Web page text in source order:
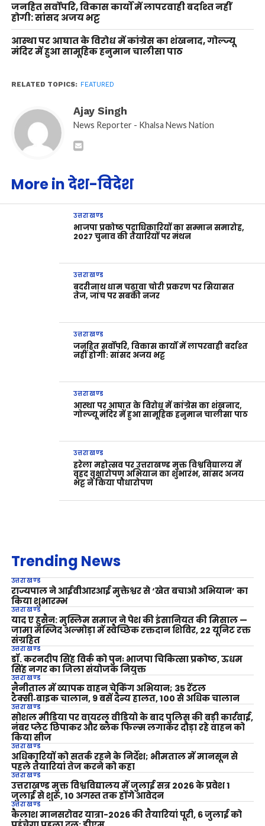
जनहित सर्वोपरि, विकास कार्यों में लापरवाही बर्दाश्त नहीं
होगी: सांसद अजय भट्ट
आस्था पर आघात के विरोध में कांग्रेस का शंखनाद, गोल्ज्यू
मंदिर में हुआ सामूहिक हनुमान चालीसा पाठ
RELATED TOPICS: FEATURED
Ajay Singh
News Reporter - Khalsa News Nation
More in देश-विदेश
उत्तराखण्ड
भाजपा प्रकोष्ठ पदाधिकारियों का सम्मान समारोह,
2027 चुनाव की तैयारियों पर मंथन
उत्तराखण्ड
बदरीनाथ धाम चढ़ावा चोरी प्रकरण पर सियासत
तेज, जांच पर सबकी नजर
उत्तराखण्ड
जनहित सर्वोपरि, विकास कार्यों में लापरवाही बर्दाश्त
नहीं होगी: सांसद अजय भट्ट
उत्तराखण्ड
आस्था पर आघात के विरोध में कांग्रेस का शंखनाद,
गोल्ज्यू मंदिर में हुआ सामूहिक हनुमान चालीसा पाठ
उत्तराखण्ड
हरेला महोत्सव पर उत्तराखण्ड मुक्त विश्वविद्यालय में
वृहद वृक्षारोपण अभियान का शुभारंभ, सांसद अजय
भट्ट ने किया पौधारोपण
Trending News
उत्तराखण्ड
राज्यपाल ने आईवीआरआई मुक्तेश्वर से ‘खेत बचाओ अभियान’ का
किया शुभारम्भ
उत्तराखण्ड
याद ए हुसैन: मुस्लिम समाज ने पेश की इंसानियत की मिसाल —
जामा मस्जिद अल्मोड़ा में स्वैच्छिक रक्तदान शिविर, 22 यूनिट रक्त
संग्रहित
उत्तराखण्ड
डॉ. करनदीप सिंह विर्क को पुनः भाजपा चिकित्सा प्रकोष्ठ, ऊधम
सिंह नगर का जिला संयोजक नियुक्त
उत्तराखण्ड
नैनीताल में व्यापक वाहन चेकिंग अभियान; 35 रेंटल
टैक्सी‑बाइक चालान, 9 बसें दैन्य हालत, 100 से अधिक चालान
उत्तराखण्ड
सोशल मीडिया पर वायरल वीडियो के बाद पुलिस की बड़ी कार्रवाई,
नंबर प्लेट छिपाकर और ब्लैक फिल्म लगाकर दौड़ा रहे वाहन को
किया सीज
उत्तराखण्ड
अधिकारियों को सतर्क रहने के निर्देश; भीमताल में मानसून से
पहले तैयारियां तेज करने को कहा
उत्तराखण्ड
उत्तराखण्ड मुक्त विश्वविद्यालय में जुलाई सत्र 2026 के प्रवेश 1
जुलाई से शुरू, 10 अगस्त तक होंगे आवेदन
उत्तराखण्ड
कैलाश मानसरोवर यात्रा-2026 की तैयारियां पूरी, 6 जुलाई को